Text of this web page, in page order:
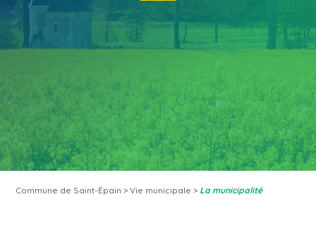
Commune de Saint-Épain >Vie municipale > La municipalité